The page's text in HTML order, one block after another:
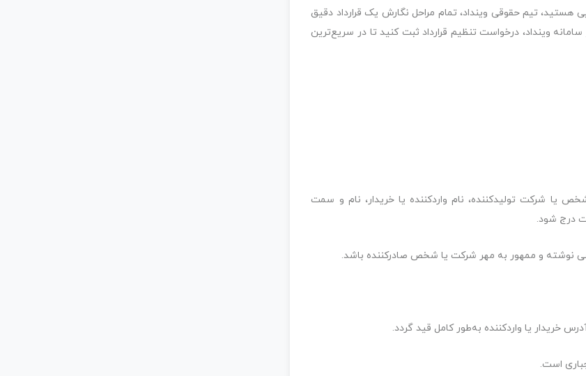
هستید، تیم حقوقی وینداد، تمام مراحل نگارش یک قرارداد دقیق
وینداد، درخواست تنظیم قرارداد ثبت کنید تا در سریع‌­ترین
شرکت تولیدکننده، نام واردکننده یا خریدار، نام و سمت
درج شود.
نوشته و ممهور به مهر شرکت یا شخص صادرکننده باشد.
خریدار یا واردکننده به‌طور کامل قید گردد.
است.